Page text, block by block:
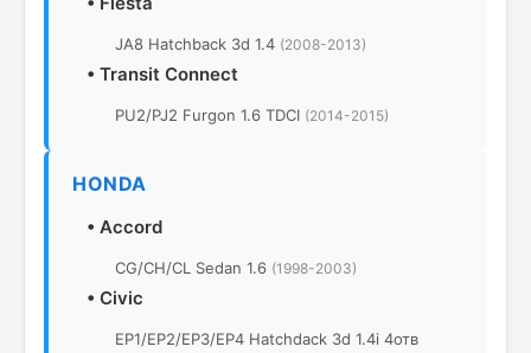
JA8 Hatchback 3d 1.4 (2008-2013)
• Transit Connect
PU2/PJ2 Furgon 1.6 TDCI (2014-2015)
HONDA
• Accord
CG/CH/CL Sedan 1.6 (1998-2003)
• Civic
EP1/EP2/EP3/EP4 Hatchdack 3d 1.4i 4отв